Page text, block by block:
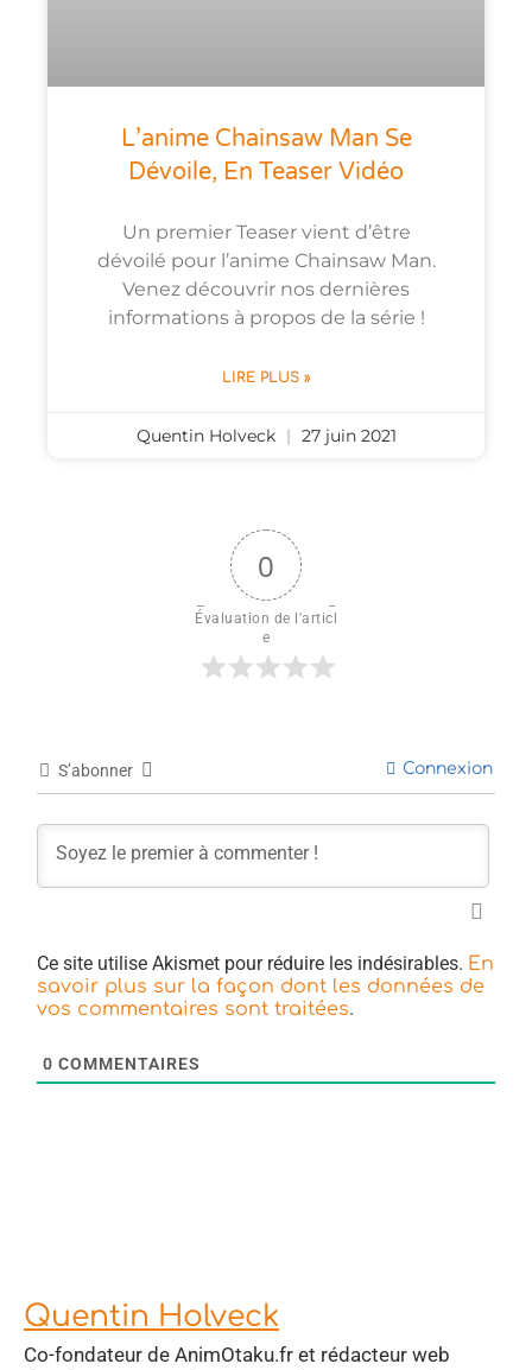
L’anime Chainsaw Man Se
Dévoile, En Teaser Vidéo
Un premier Teaser vient d’être
dévoilé pour l’anime Chainsaw Man.
Venez découvrir nos dernières
informations à propos de la série !
LIRE PLUS »
Quentin Holveck 27 juin 2021
0
Évaluation de l'articl
e
S’abonner Connexion
Ce site utilise Akismet pour réduire les indésirables. En
savoir plus sur la façon dont les données de
vos commentaires sont traitées.
0 COMMENTAIRES
Quentin Holveck
Co-fondateur de AnimOtaku.fr et rédacteur web